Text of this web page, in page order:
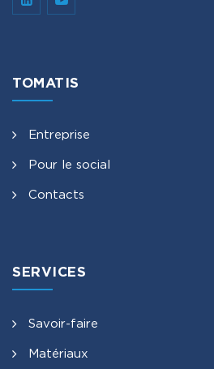
TOMATIS
Entreprise
Pour le social
Contacts
SERVICES
Savoir-faire
Matériaux